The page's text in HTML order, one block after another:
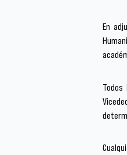
En
Todos